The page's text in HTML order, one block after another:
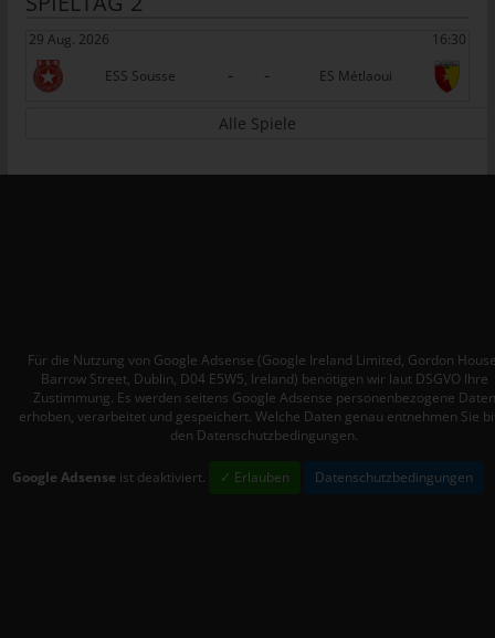
29 Aug. 2026
16:30
ESS Sousse
- - ES Métlaoui
Alle Spiele
Für die Nutzung von Google Adsense (Google Ireland Limited, Gordon
Barrow Street, Dublin, D04 E5W5, Ireland) benötigen wir laut DSGVO Ihre
Zustimmung. Es werden seitens Google Adsense personenbezogene Daten
erhoben, verarbeitet und gespeichert. Welche Daten genau entnehmen Sie
den Datenschutzbedingungen.
Google Adsense ist deaktiviert. ✓ Erlauben Datenschutzbedingungen
Uwe Wassenberg
Rue 2 Mars
Zahlreiche Internetseiten und Server verwenden Cookies. Viele
Cookies enthalten eine sogenannte Cookie-ID. Eine Cookie-ID
ist eine eindeutige Kennung des Cookies. Sie besteht aus einer
Zeichenfolge, durch welche Internetseiten und Server dem
konkreten Internetbrowser zugeordnet werden können, in dem